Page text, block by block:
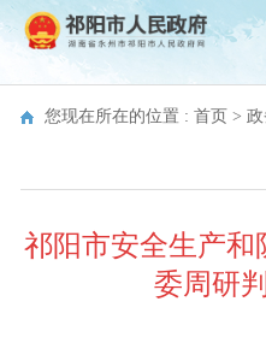
您现在所在的位置 : 首页 >
祁阳市安全生产和
委周研